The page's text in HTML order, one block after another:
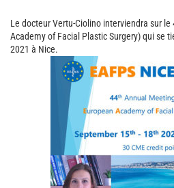
Le docteur Vertu-Ciolino interviendra sur le
Academy of Facial Plastic Surgery) qui se
2021 à Nice.